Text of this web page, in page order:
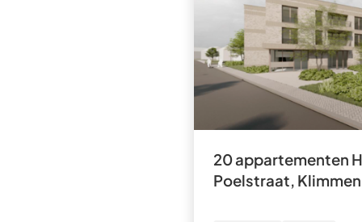
20 appartementen
Poelstraat, Klimmen